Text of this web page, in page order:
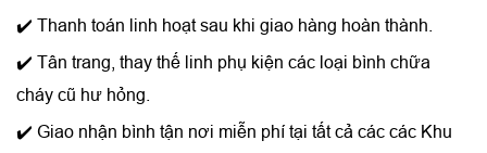
✔️ Thanh toán linh hoạt sau khi giao hàng hoàn thành.
✔️ Tân trang, thay thế linh phụ kiện các loại bình chữa
cháy cũ hư hỏng.
✔️ Giao nhận bình tận nơi miễn phí tại tất cả các các Khu